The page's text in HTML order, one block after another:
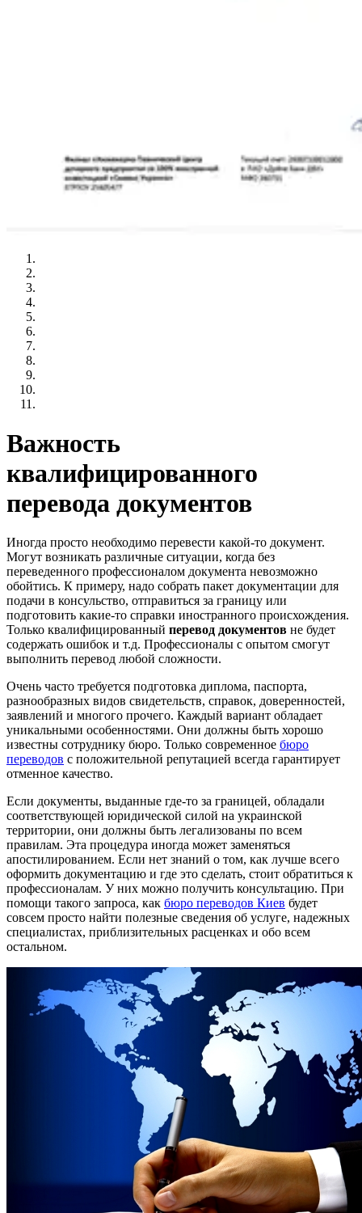
Важность
квалифицированного
перевода документов
Иногда просто необходимо перевести какой-то документ.
Могут возникать различные ситуации, когда без
переведенного профессионалом документа невозможно
обойтись. К примеру, надо собрать пакет документации для
подачи в консульство, отправиться за границу или
подготовить какие-то справки иностранного происхождения.
Только квалифицированный перевод документов не будет
содержать ошибок и т.д. Профессионалы с опытом смогут
выполнить перевод любой сложности.
Очень часто требуется подготовка диплома, паспорта,
разнообразных видов свидетельств, справок, доверенностей,
заявлений и многого прочего. Каждый вариант обладает
уникальными особенностями. Они должны быть хорошо
известны сотруднику бюро. Только современное бюро
переводов с положительной репутацией всегда гарантирует
отменное качество.
Если документы, выданные где-то за границей, обладали
соответствующей юридической силой на украинской
территории, они должны быть легализованы по всем
правилам. Эта процедура иногда может заменяться
апостилированием. Если нет знаний о том, как лучше всего
оформить документацию и где это сделать, стоит обратиться к
профессионалам. У них можно получить консультацию. При
помощи такого запроса, как бюро переводов Киев будет
совсем просто найти полезные сведения об услуге, надежных
специалистах, приблизительных расценках и обо всем
остальном.